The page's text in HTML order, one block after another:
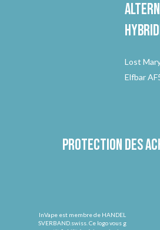
Lost
Elfbar
Protection des
InVape est membre de HANDEL
SVERBAND.swiss. Ce logo vous g